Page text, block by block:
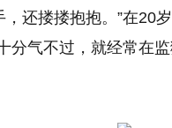
，还搂搂抱抱。”在20
分气不过，就经常在